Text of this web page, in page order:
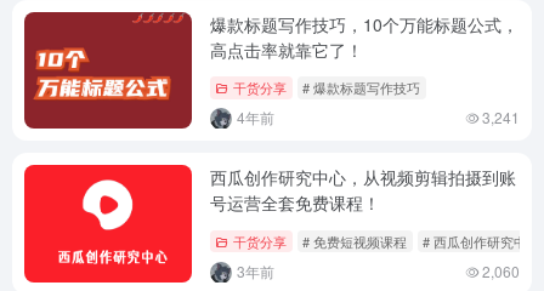
爆款标题写作技巧，10个万能标题公式，
高点击率就靠它了！
干货分享 # 爆款标题写作技巧
4年前 3,241
西瓜创作研究中心，从视频剪辑拍摄到账
号运营全套免费课程！
干货分享 # 免费短视频课程 # 西瓜创作研究中心
3年前 2,060